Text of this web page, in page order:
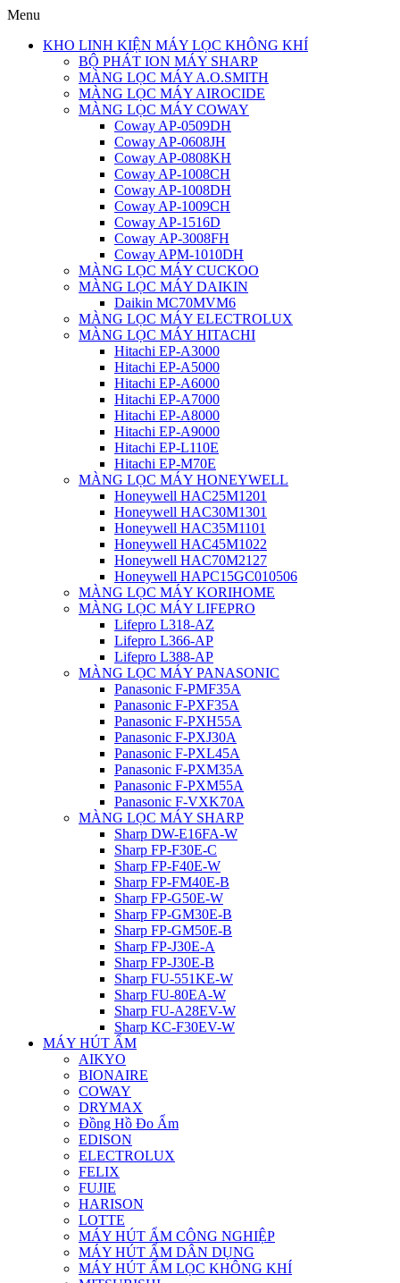
Menu
KHO LINH KIỆN MÁY LỌC KHÔNG KHÍ
BỘ PHÁT ION MÁY SHARP
MÀNG LỌC MÁY A.O.SMITH
MÀNG LỌC MÁY AIROCIDE
MÀNG LỌC MÁY COWAY
Coway AP-0509DH
Coway AP-0608JH
Coway AP-0808KH
Coway AP-1008CH
Coway AP-1008DH
Coway AP-1009CH
Coway AP-1516D
Coway AP-3008FH
Coway APM-1010DH
MÀNG LỌC MÁY CUCKOO
MÀNG LỌC MÁY DAIKIN
Daikin MC70MVM6
MÀNG LỌC MÁY ELECTROLUX
MÀNG LỌC MÁY HITACHI
Hitachi EP-A3000
Hitachi EP-A5000
Hitachi EP-A6000
Hitachi EP-A7000
Hitachi EP-A8000
Hitachi EP-A9000
Hitachi EP-L110E
Hitachi EP-M70E
MÀNG LỌC MÁY HONEYWELL
Honeywell HAC25M1201
Honeywell HAC30M1301
Honeywell HAC35M1101
Honeywell HAC45M1022
Honeywell HAC70M2127
Honeywell HAPC15GC010506
MÀNG LỌC MÁY KORIHOME
MÀNG LỌC MÁY LIFEPRO
Lifepro L318-AZ
Lifepro L366-AP
Lifepro L388-AP
MÀNG LỌC MÁY PANASONIC
Panasonic F-PMF35A
Panasonic F-PXF35A
Panasonic F-PXH55A
Panasonic F-PXJ30A
Panasonic F-PXL45A
Panasonic F-PXM35A
Panasonic F-PXM55A
Panasonic F-VXK70A
MÀNG LỌC MÁY SHARP
Sharp DW-E16FA-W
Sharp FP-F30E-C
Sharp FP-F40E-W
Sharp FP-FM40E-B
Sharp FP-G50E-W
Sharp FP-GM30E-B
Sharp FP-GM50E-B
Sharp FP-J30E-A
Sharp FP-J30E-B
Sharp FU-551KE-W
Sharp FU-80EA-W
Sharp FU-A28EV-W
Sharp KC-F30EV-W
MÁY HÚT ẨM
AIKYO
BIONAIRE
COWAY
DRYMAX
Đồng Hồ Đo Ẩm
EDISON
ELECTROLUX
FELIX
FUJIE
HARISON
LOTTE
MÁY HÚT ẨM CÔNG NGHIỆP
MÁY HÚT ẨM DÂN DỤNG
MÁY HÚT ẨM LỌC KHÔNG KHÍ